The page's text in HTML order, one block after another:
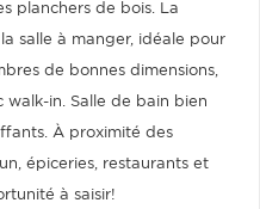
planchers de bois. La
salle à manger, idéale pour
de bonnes dimensions,
in. Salle de bain bien
À proximité des
épiceries, restaurants et
à saisir!